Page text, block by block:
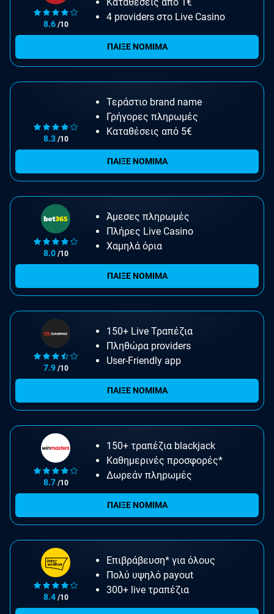
8.6 /10
4 providers στο Live Casino
ΠΑΙΞΕ ΝΟΜΙΜΑ
8.3 /10
Τεράστιο brand name
Γρήγορες πληρωμές
Καταθέσεις από 5€
ΠΑΙΞΕ ΝΟΜΙΜΑ
8.0 /10
Άμεσες πληρωμές
Πλήρες Live Casino
Χαμηλά όρια
ΠΑΙΞΕ ΝΟΜΙΜΑ
7.9 /10
150+ Live Τραπέζια
Πληθώρα providers
User-Friendly app
ΠΑΙΞΕ ΝΟΜΙΜΑ
8.7 /10
150+ τραπέζια blackjack
Καθημερινές προσφορές*
Δωρεάν πληρωμές
ΠΑΙΞΕ ΝΟΜΙΜΑ
8.4 /10
Επιβράβευση* για όλους
Πολύ υψηλό payout
300+ live τραπέζια